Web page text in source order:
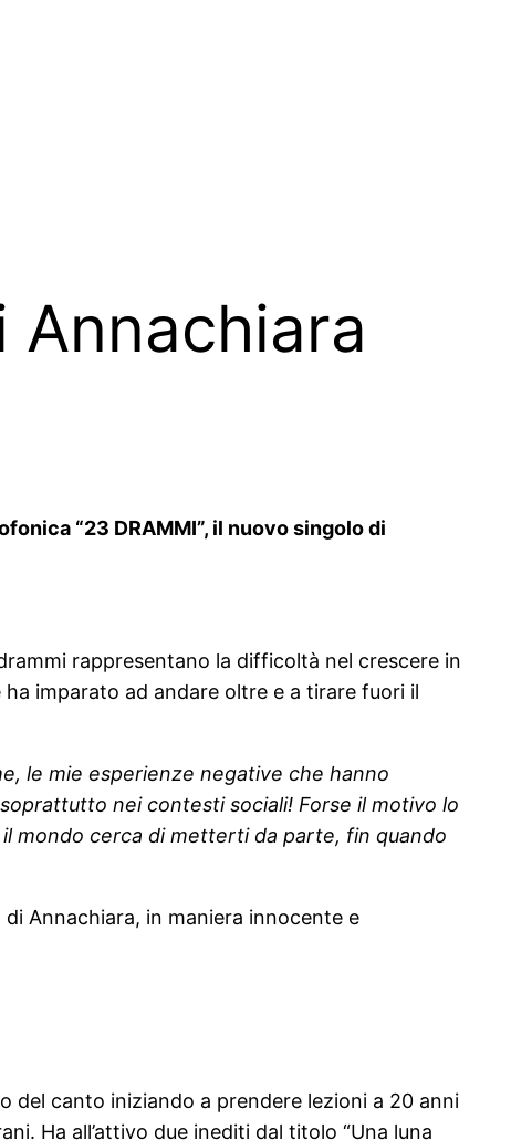
Annachiara
“23 DRAMMI”, il nuovo singolo di
rappresentano la difficoltà nel crescere in
imparato ad andare oltre e a tirare fuori il
le mie esperienze negative che hanno
nei contesti sociali! Forse il motivo lo
mondo cerca di metterti da parte, fin quando
Annachiara, in maniera innocente e
del canto iniziando a prendere lezioni a 20 anni
Ha all’attivo due inediti dal titolo “Una luna